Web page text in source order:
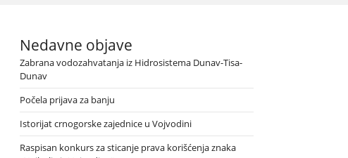
Nedavne objave
Zabrana vodozahvatanja iz Hidrosistema Dunav-Tisa-
Dunav
Počela prijava za banju
Istorijat crnogorske zajednice u Vojvodini
Raspisan konkurs za sticanje prava korišćenja znaka